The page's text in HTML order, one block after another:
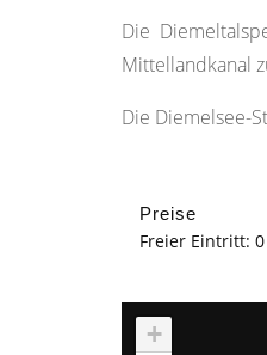
Die
Mittellandkanal
Die Diemelsee-
Preise
Freier Eintritt:
+